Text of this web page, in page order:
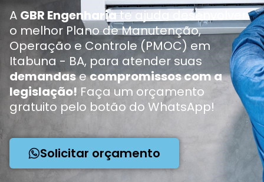
A GBR Engenhariate ajuda desenvolver
o melhor Plano de Manutenção,
Operação e Controle (PMOC) em
Itabuna - BA, para atender suas
demandasecompromissos com a
legislação! Faça um orçamento
gratuito pelo botão do WhatsApp!
Solicitar orçamento